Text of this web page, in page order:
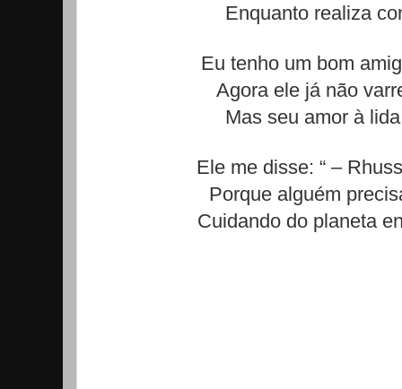
Enquanto realiza
Eu tenho um bom
Agora ele já não
Mas seu amor à
Ele me disse: “ –
Porque alguém
Cuidando do planeta